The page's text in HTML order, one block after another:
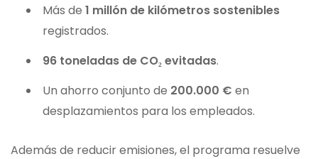
Más de 1 millón de kilómetros sostenibles
registrados.
96 toneladas de CO₂ evitadas.
Un ahorro conjunto de 200.000 € en
desplazamientos para los empleados.
Además de reducir emisiones, el programa resuelve